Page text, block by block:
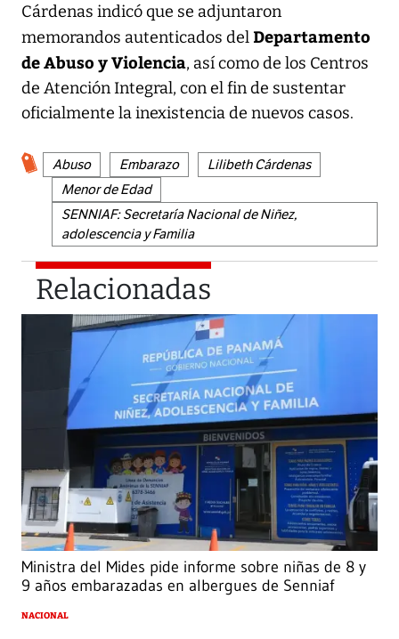
Cárdenas indicó que se adjuntaron
memorandos autenticados del Departamento
de Abuso y Violencia, así como de los Centros
de Atención Integral, con el fin de sustentar
oficialmente la inexistencia de nuevos casos.
Abuso Embarazo
Lilibeth Cárdenas
Menor de Edad
SENNIAF: Secretaría Nacional de Niñez,
adolescencia y Familia
Relacionadas
Ministra del Mides pide informe sobre niñas de 8 y
9 años embarazadas en albergues de Senniaf
NACIONAL